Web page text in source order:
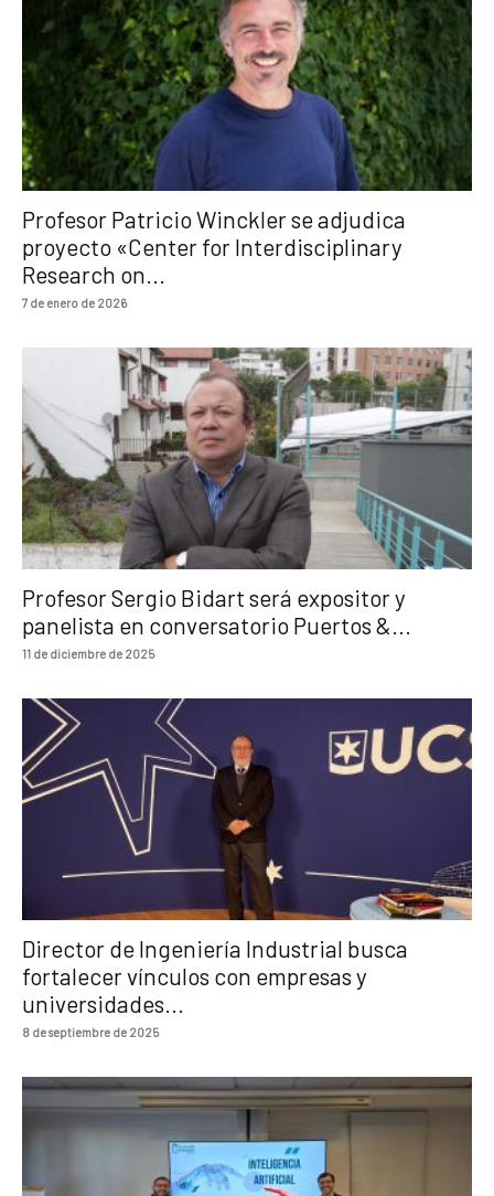
Profesor Patricio Winckler se adjudica
proyecto «Center for Interdisciplinary
Research on...
7 de enero de 2026
Profesor Sergio Bidart será expositor y
panelista en conversatorio Puertos &...
11 de diciembre de 2025
Director de Ingeniería Industrial busca
fortalecer vínculos con empresas y
universidades...
8 de septiembre de 2025